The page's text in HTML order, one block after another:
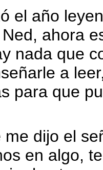
el año
ahora
nada que
a
para que
dijo el
en algo,